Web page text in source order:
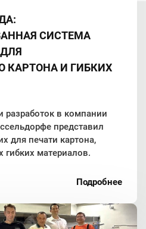
СИСТЕМА
КАРТОНА И ГИБКИХ
разработок в компании
представил
для печати картона,
гибких материалов.
Подробнее